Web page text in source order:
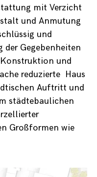
mit Verzicht
und Anmutung
und
der Gegebenheiten
und
reduzierte Haus
Auftritt und
städtebaulichen
Großformen wie